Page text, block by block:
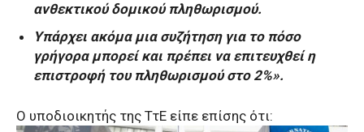
ανθεκτικού δομικού πληθωρισμού.
Υπάρχει ακόμα μια συζήτηση για το πόσο
γρήγορα μπορεί και πρέπει να επιτευχθεί η
επιστροφή του πληθωρισμού στο 2%».
Ο υποδιοικητής της ΤτΕ είπε επίσης ότι: